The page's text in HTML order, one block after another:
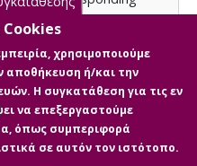
by copyright, with all
indicated.
Cookies
χρησιμοποιούμε
αποθήκευση ή/και την
Η συγκατάθεση για τις εν
να επεξεργαστούμε
όπως συμπεριφορά
σε αυτόν τον ιστότοπο.